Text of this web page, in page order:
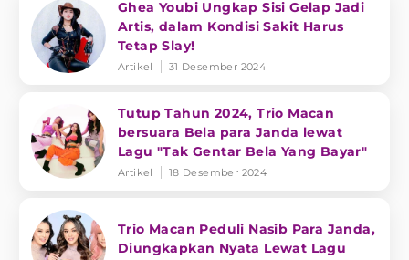
Ghea Youbi Ungkap Sisi Gelap Jadi
Artis, dalam Kondisi Sakit Harus
Tetap Slay!
Artikel 31 Desember 2024
Tutup Tahun 2024, Trio Macan
bersuara Bela para Janda lewat
Lagu "Tak Gentar Bela Yang Bayar"
Artikel 18 Desember 2024
Trio Macan Peduli Nasib Para Janda,
Diungkapkan Nyata Lewat Lagu